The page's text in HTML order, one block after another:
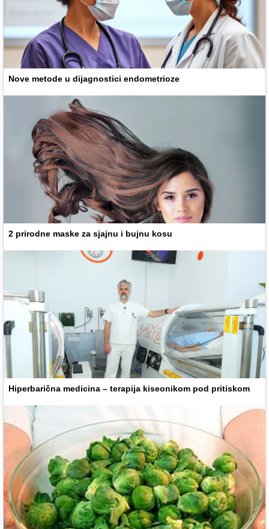
Nove metode u dijagnostici endometrioze
2 prirodne maske za sjajnu i bujnu kosu
Hiperbarična medicina – terapija kiseonikom pod pritiskom